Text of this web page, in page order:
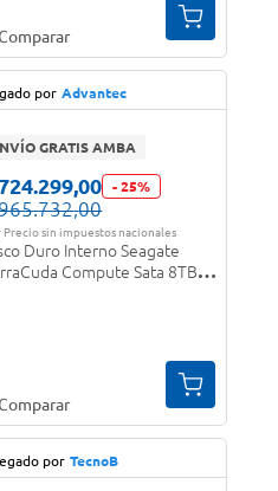
por Advantec
GRATIS AMBA
.299,00 -25%
.732,00
Precio sin impuestos nacionales
Duro Interno Seagate
Compute Sata 8TB
por TecnoB